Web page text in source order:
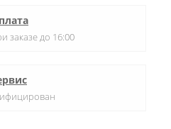
заказе до 16:00